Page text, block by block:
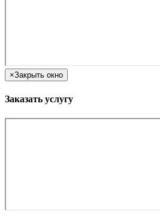
×Закрыть окно
Заказать услугу